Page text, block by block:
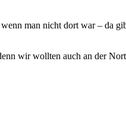
man nicht dort war – da
wir wollten auch an der